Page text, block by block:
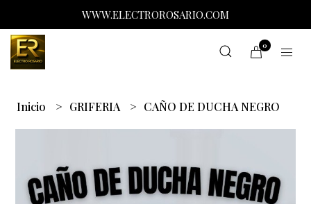
WWW.ELECTROROSARIO.COM
0
Inicio GRIFERIA CAÑO DE DUCHA NEGRO